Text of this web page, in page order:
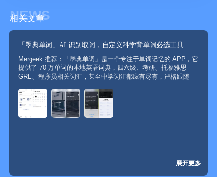
● 结合日历功能提供提醒
8.自定义导入单词，剔词，筛词
● 可以把某一类的单词预览剔除已记忆的词汇
● 可以通过剪切板导入外部词汇；比如：医学，计算机，托业，
博，或者私信开发者
10.整个APP使用无任何广告。
NEWS
相关文章
「墨典单词」AI 识别取词，自定义科学背单词必选工具
Mergeek 推荐：「墨典单词」是一个专注于单词记忆的 APP，它
提供了 70 万单词的本地英语词典，四六级、考研、托福雅思
GRE、程序员相关词汇，甚至中学词汇都应有尽有，严格跟随
APP 支持 AI 提取单词，识别文档或是纸质上的单词，...
展开更多